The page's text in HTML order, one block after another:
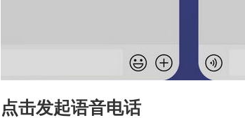
点击发起语音电话